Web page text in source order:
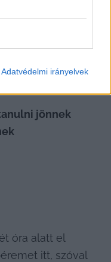
Adatvédelmi irányelvek
hozzáállását.
azt is
egy
ide érkezőket,
jönnek
óra alatt el
itt, szóval